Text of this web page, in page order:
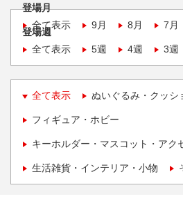
登場月
全て表示
9月 8月 7月
登場週
全て表示
5週 4週 3週
全て表示 ぬいぐるみ・クッシ
フィギュア・ホビー
キーホルダー・マスコット・アク
生活雑貨・インテリア・小物